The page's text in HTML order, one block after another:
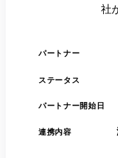
社
パートナー
ステータス
パートナー開始日
連携内容